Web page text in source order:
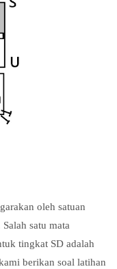
oleh satuan
satu mata
tingkat SD adalah
berikan soal latihan